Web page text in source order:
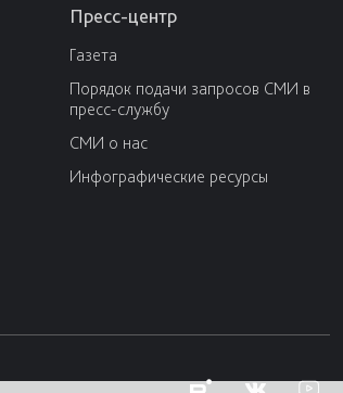
Пресс-центр
Газета
Порядок подачи запросов СМИ в
пресс-службу
СМИ о нас
Инфографические ресурсы